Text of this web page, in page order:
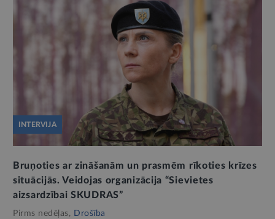
INTERVIJA
Bruņoties ar zināšanām un prasmēm rīkoties krīzes
situācijās. Veidojas organizācija “Sievietes
aizsardzībai SKUDRAS”
Pirms nedēļas, Drošība